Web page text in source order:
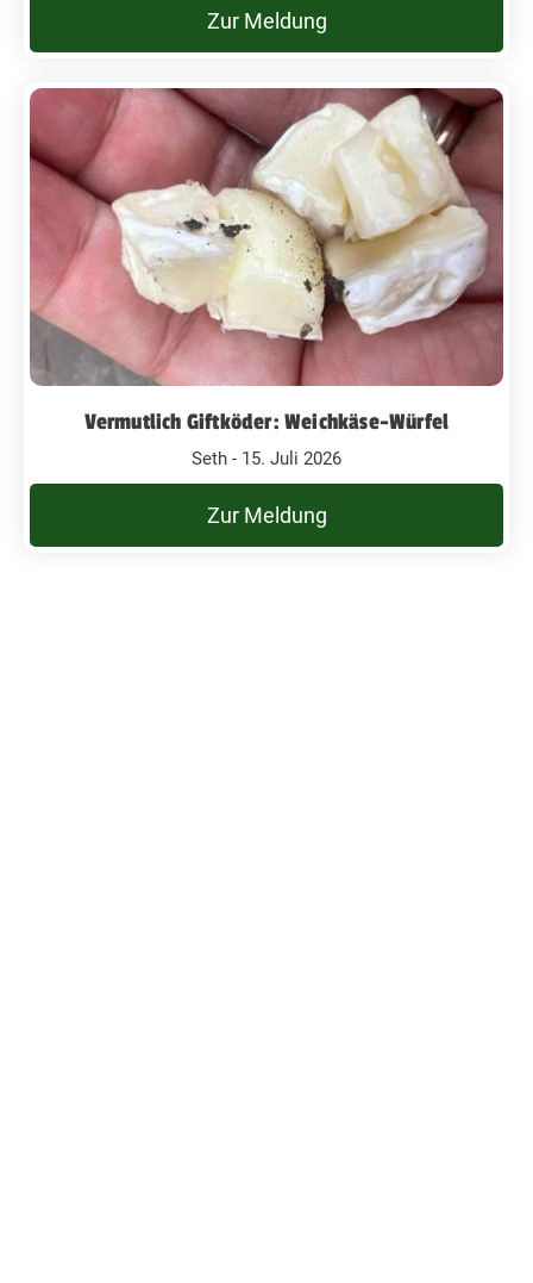
Zur Meldung
Vermutlich Giftköder: Weichkäse-Würfel
Seth - 15. Juli 2026
Zur Meldung